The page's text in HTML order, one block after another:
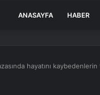
ANASAYFA HABER
hayatını